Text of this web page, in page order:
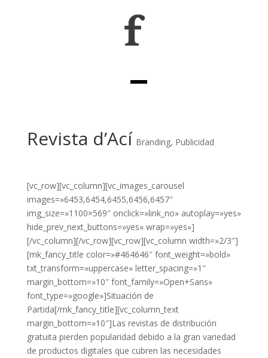
Revista d’Ací Branding, Publicidad
[vc_row][vc_column][vc_images_carousel
images=»6453,6454,6455,6456,6457″
img_size=»1100×569″ onclick=»link_no» autoplay=»yes»
hide_prev_next_buttons=»yes» wrap=»yes»]
[/vc_column][/vc_row][vc_row][vc_column width=»2/3″]
[mk_fancy_title color=»#464646″ font_weight=»bold»
txt_transform=»uppercase» letter_spacing=»1″
margin_bottom=»10″ font_family=»Open+Sans»
font_type=»google»]Situación de
Partida[/mk_fancy_title][vc_column_text
margin_bottom=»10″]Las revistas de distribución
gratuita pierden popularidad debido a la gran variedad
de productos digitales que cubren las necesidades